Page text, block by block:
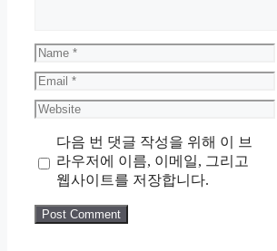
Name
Email
Website
다음 번 댓글 작성을 위해 이 브
라우저에 이름, 이메일, 그리고
웹사이트를 저장합니다.